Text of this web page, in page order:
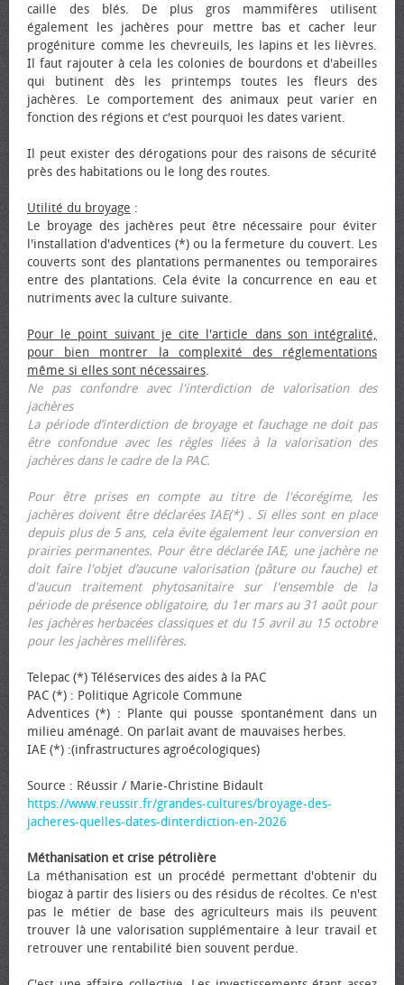
caille des blés. De plus gros mammifères utilisent
également les jachères pour mettre bas et cacher leur
progéniture comme les chevreuils, les lapins et les lièvres.
Il faut rajouter à cela les colonies de bourdons et d'abeilles
qui butinent dès les printemps toutes les fleurs des
jachères. Le comportement des animaux peut varier en
fonction des régions et c'est pourquoi les dates varient.
Il peut exister des dérogations pour des raisons de sécurité
près des habitations ou le long des routes.
Utilité du broyage :
Le broyage des jachères peut être nécessaire pour éviter
l'installation d'adventices (*) ou la fermeture du couvert. Les
couverts sont des plantations permanentes ou temporaires
entre des plantations. Cela évite la concurrence en eau et
nutriments avec la culture suivante.
Pour le point suivant je cite l'article dans son intégralité,
pour bien montrer la complexité des réglementations
même si elles sont nécessaires.
Ne pas confondre avec l'interdiction de valorisation des
jachères
La période d’interdiction de broyage et fauchage ne doit pas
être confondue avec les règles liées à la valorisation des
jachères dans le cadre de la PAC.
Pour être prises en compte au titre de l'écorégime, les
jachères doivent être déclarées IAE(*) . Si elles sont en place
depuis plus de 5 ans, cela évite également leur conversion en
prairies permanentes. Pour être déclarée IAE, une jachère ne
doit faire l'objet d’aucune valorisation (pâture ou fauche) et
d'aucun traitement phytosanitaire sur l'ensemble de la
période de présence obligatoire, du 1er mars au 31 août pour
les jachères herbacées classiques et du 15 avril au 15 octobre
pour les jachères mellifères.
Telepac (*) Téléservices des aides à la PAC
PAC (*) : Politique Agricole Commune
Adventices (*) : Plante qui pousse spontanément dans un
milieu aménagé. On parlait avant de mauvaises herbes.
IAE (*) :(infrastructures agroécologiques)
Source : Réussir / Marie-Christine Bidault
https://www.reussir.fr/grandes-cultures/broyage-des-
jacheres-quelles-dates-dinterdiction-en-2026
Méthanisation et crise pétrolière
La méthanisation est un procédé permettant d'obtenir du
biogaz à partir des lisiers ou des résidus de récoltes. Ce n'est
pas le métier de base des agriculteurs mais ils peuvent
trouver là une valorisation supplémentaire à leur travail et
retrouver une rentabilité bien souvent perdue.